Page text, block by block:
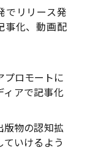
でリリース発
事化、動画配
プロモートに
ィアで記事化
版物の認知拡
いけるよう